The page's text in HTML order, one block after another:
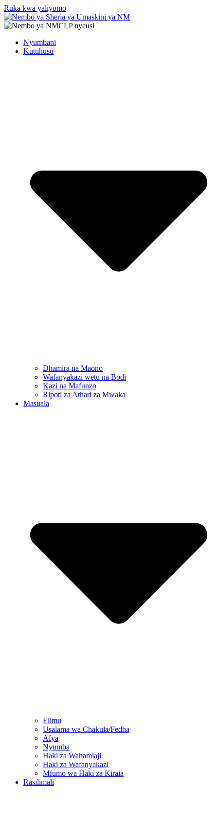
Ruka kwa yaliyomo
Nyumbani
Kutuhusu
Dhamira na Maono
Wafanyakazi wetu na Bodi
Kazi na Mafunzo
Ripoti za Athari za Mwaka
Masuala
Elimu
Usalama wa Chakula/Fedha
Afya
Nyumba
Haki za Wahamiaji
Haki za Wafanyakazi
Mfumo wa Haki za Kiraia
Rasilimali